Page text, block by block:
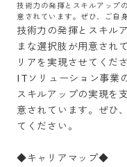
技術力の発揮とスキルアップ
意されています。ぜひ、ご自
技術力の発揮とスキル
まな選択肢が用意され
リアを実現させてくださ
ITソリューション事業
スキルアップの実現を
意されています。ぜひ
てください。
◆キャリアマップ◆